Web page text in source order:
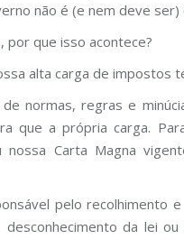
não é (e nem deve
por que isso acontece?
alta carga de impostos
de normas, regras e
que a própria carga.
nossa Carta Magna
pelo recolhimento
da lei